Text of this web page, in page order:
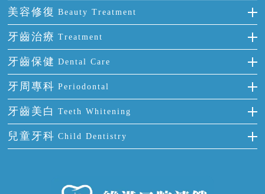
單顆牙缺失
門牙缺失
多顆牙缺失
半口缺失
全口缺失
隱形箍牙
前牙反頜
牙齒擁擠
牙齒前突
牙齒稀疏
美容修復 Beauty Treatment
全瓷牙
烤瓷牙
氟斑牙
四環素牙
活動假牙
牙貼面
牙齒治療 Treatment
補牙
智齒
根管治療
拔牙
牙痛
牙齒保健 Dental Care
正確刷牙
全國愛牙日
預防牙病
牙科通識
牙周專科 Periodontal
牙周炎
牙齦出血
牙齦炎
牙齒美白 Teeth Whitening
冷光美白
兒童牙科 Child Dentistry